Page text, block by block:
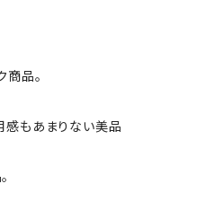
商品。
感もあまりない美品